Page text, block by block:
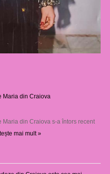
Maria din Craiova
Maria din Craiova s-a întors recent
mai mult »